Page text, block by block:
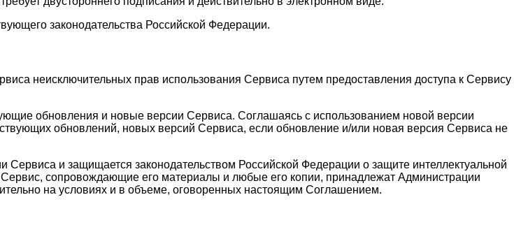
законодательства Российской Федерации.
неисключительных прав использования Сервиса путем предоставления доступа к Сервису
обновления и новые версии Сервиса. Соглашаясь с использованием новой версии
обновлений, новых версий Сервиса, если обновление и/или новая версия Сервиса не
Сервиса и защищается законодательством Российской Федерации о защите интеллектуальной
сопровождающие его материалы и любые его копии, принадлежат Администрации
на условиях и в объеме, оговоренных настоящим Соглашением.